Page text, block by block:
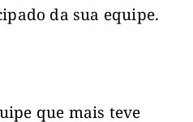
da sua equipe.
que mais teve